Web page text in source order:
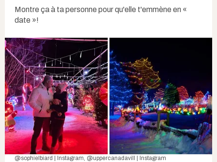
Montre ça à ta personne pour qu'elle t'emmène en «
date »!
@sophielbiard | Instagram, @uppercanadavill | Instagram